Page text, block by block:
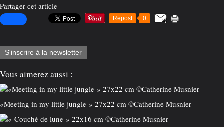
Partager cet article
Repost 0
S'inscrire à la newsletter
Vous aimerez aussi :
«Meeting in my little jungle » 27x22 cm ©️Catherine Musnier